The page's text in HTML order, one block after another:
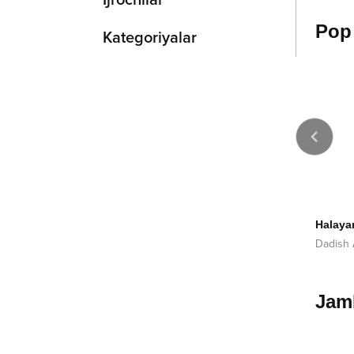
Kategoriyalar
Pop
Dadish